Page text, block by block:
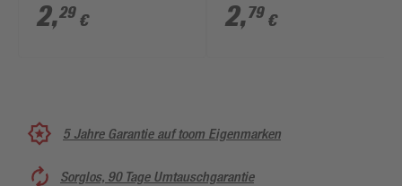
2,29 € 2,79 €
5 Jahre Garantie auf toom Eigenmarken
Sorglos, 90 Tage Umtauschgarantie